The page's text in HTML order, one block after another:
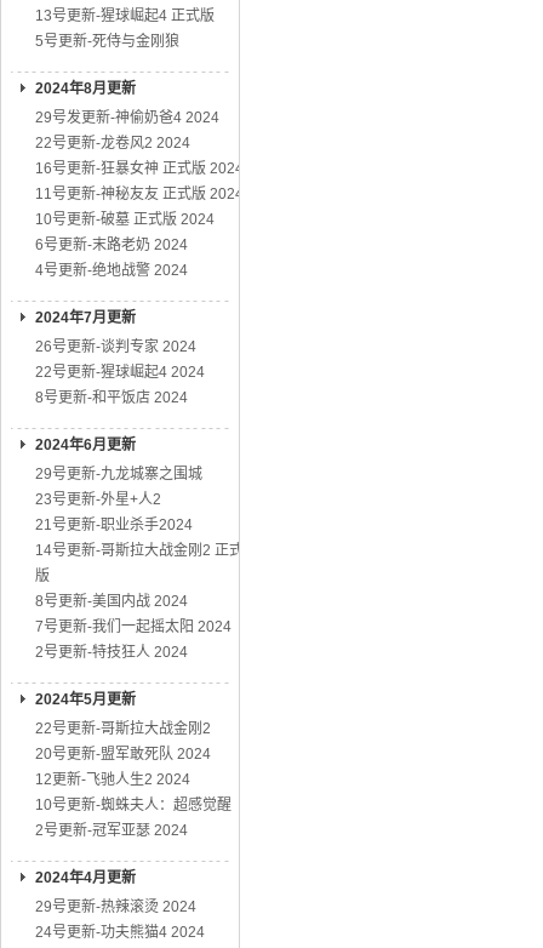
13号更新-猩球崛起4 正式版
5号更新-死侍与金刚狼
2024年8月更新
29号发更新-神偷奶爸4 2024
22号更新-龙卷风2 2024
16号更新-狂暴女神 正式版 2024
11号更新-神秘友友 正式版 2024
10号更新-破墓 正式版 2024
6号更新-末路老奶 2024
4号更新-绝地战警 2024
2024年7月更新
26号更新-谈判专家 2024
22号更新-猩球崛起4 2024
8号更新-和平饭店 2024
2024年6月更新
29号更新-九龙城寨之围城
23号更新-外星+人2
21号更新-职业杀手2024
14号更新-哥斯拉大战金刚2 正式
版
8号更新-美国内战 2024
7号更新-我们一起摇太阳 2024
2号更新-特技狂人 2024
2024年5月更新
22号更新-哥斯拉大战金刚2
20号更新-盟军敢死队 2024
12更新-飞驰人生2 2024
10号更新-蜘蛛夫人：超感觉醒
2号更新-冠军亚瑟 2024
2024年4月更新
29号更新-热辣滚烫 2024
24号更新-功夫熊猫4 2024